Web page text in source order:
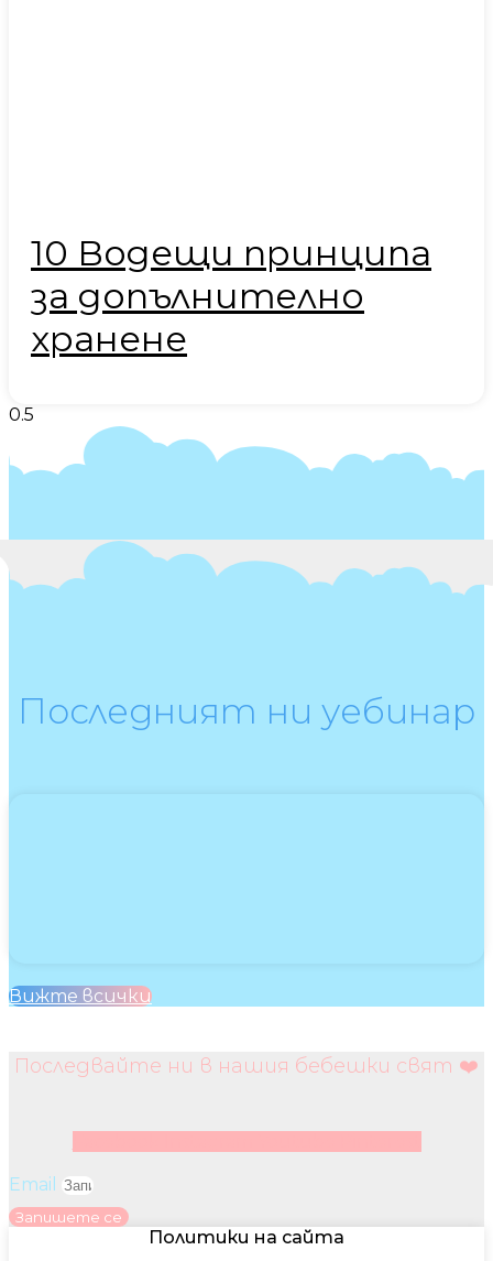
10 Водещи принципа
за допълнително
хранене
Последният ни уебинар
Вижте всички
Последвайте ни в нашия бебешки свят ❤️
Email
Запишете се
Политики на сайта